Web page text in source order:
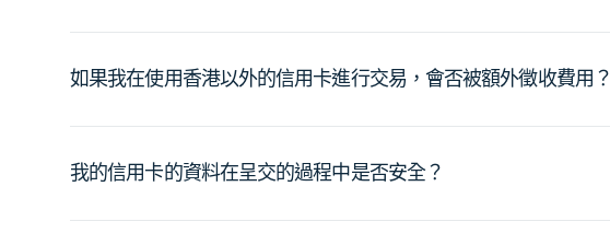
如果我在使用香港以外的信用卡進行交易，會否被額外徵收費用？
我的信用卡的資料在呈交的過程中是否安全？